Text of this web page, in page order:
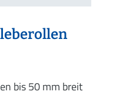
bis 50 mm breit